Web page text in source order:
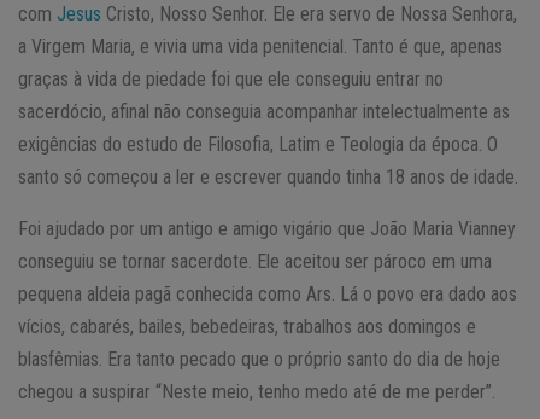
com Jesus Cristo, Nosso Senhor. Ele era servo de Nossa Senhora,
a Virgem Maria, e vivia uma vida penitencial. Tanto é que, apenas
graças à vida de piedade foi que ele conseguiu entrar no
sacerdócio, afinal não conseguia acompanhar intelectualmente as
exigências do estudo de Filosofia, Latim e Teologia da época. O
santo só começou a ler e escrever quando tinha 18 anos de idade.
Foi ajudado por um antigo e amigo vigário que João Maria Vianney
conseguiu se tornar sacerdote. Ele aceitou ser pároco em uma
pequena aldeia pagã conhecida como Ars. Lá o povo era dado aos
vícios, cabarés, bailes, bebedeiras, trabalhos aos domingos e
blasfêmias. Era tanto pecado que o próprio santo do dia de hoje
chegou a suspirar “Neste meio, tenho medo até de me perder”.